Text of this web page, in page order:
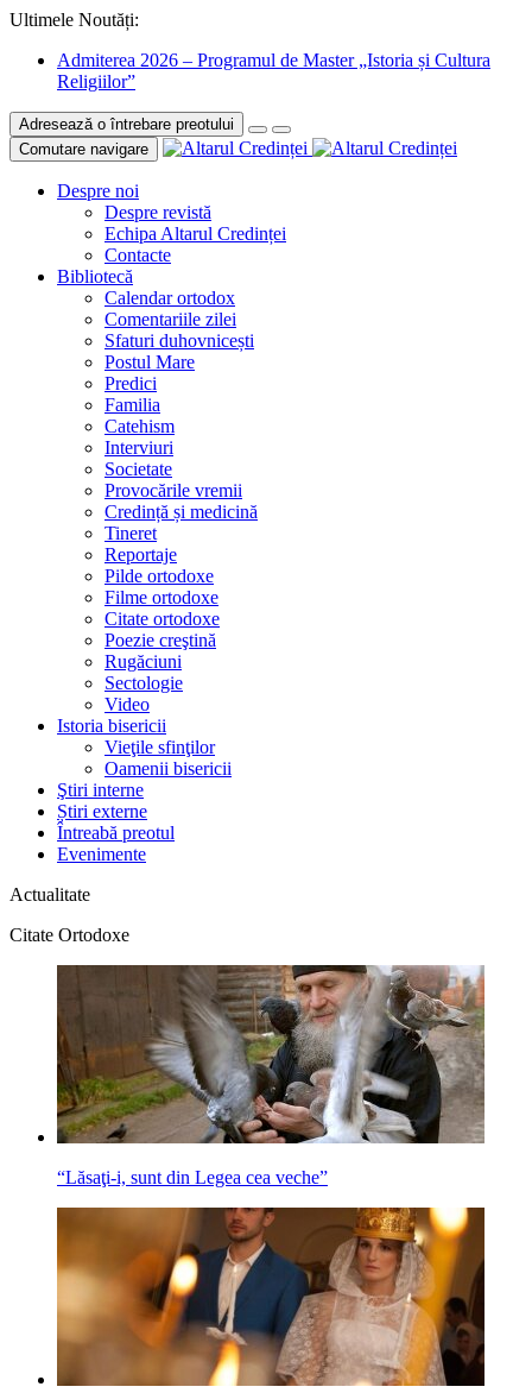
Ultimele Noutăți:
Admiterea 2026 – Programul de Master „Istoria și Cultura
Religiilor”
Adresează o întrebare preotului
Comutare navigare
Despre noi
Despre revistă
Echipa Altarul Credinței
Contacte
Bibliotecă
Calendar ortodox
Comentariile zilei
Sfaturi duhovnicești
Postul Mare
Predici
Familia
Catehism
Interviuri
Societate
Provocările vremii
Credință și medicină
Tineret
Reportaje
Pilde ortodoxe
Filme ortodoxe
Citate ortodoxe
Poezie creştină
Rugăciuni
Sectologie
Video
Istoria bisericii
Vieţile sfinţilor
Oamenii bisericii
Ştiri interne
Știri externe
Întreabă preotul
Evenimente
Actualitate
Citate Ortodoxe
“Lăsaţi-i, sunt din Legea cea veche”